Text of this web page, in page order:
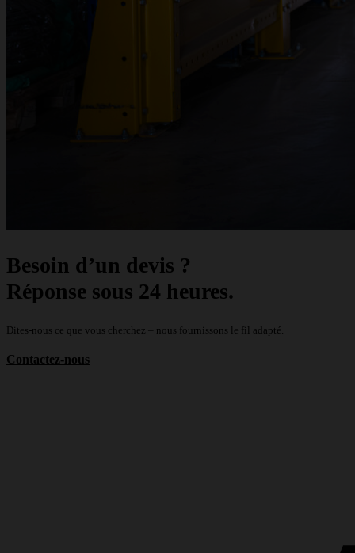
Besoin d’un devis ?
Réponse sous 24 heures.
Dites-nous ce que vous cherchez – nous fournissons le fil adapté.
Contactez-nous